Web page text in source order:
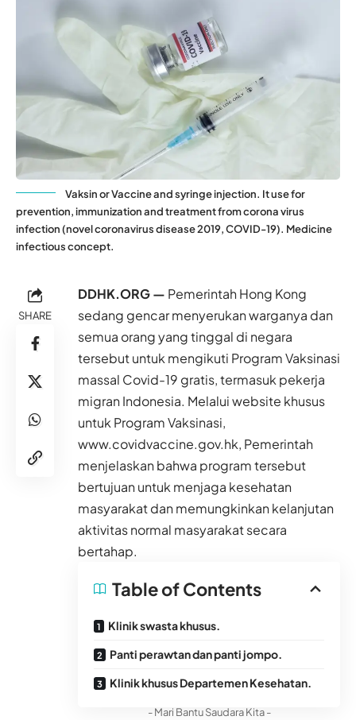
Vaksin or Vaccine and syringe injection. It use for
prevention, immunization and treatment from corona virus
infection (novel coronavirus disease 2019, COVID-19). Medicine
infectious concept.
SHARE
DDHK.ORG — Pemerintah Hong Kong
sedang gencar menyerukan warganya dan
semua orang yang tinggal di negara
tersebut untuk mengikuti Program Vaksinasi
massal Covid-19 gratis, termasuk pekerja
migran Indonesia. Melalui website khusus
untuk Program Vaksinasi,
www.covidvaccine.gov.hk, Pemerintah
menjelaskan bahwa program tersebut
bertujuan untuk menjaga kesehatan
masyarakat dan memungkinkan kelanjutan
aktivitas normal masyarakat secara
bertahap.
Table of Contents
Klinik swasta khusus.
Panti perawtan dan panti jompo.
Klinik khusus Departemen Kesehatan.
- Mari Bantu Saudara Kita -